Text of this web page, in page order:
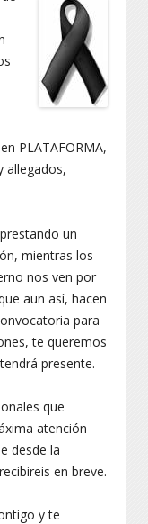
PLATAFORMA,
allegados,
un
mientras los
nos ven por
aun así, hacen
para
te queremos
presente.
que
atención
desde la
en breve.
y te